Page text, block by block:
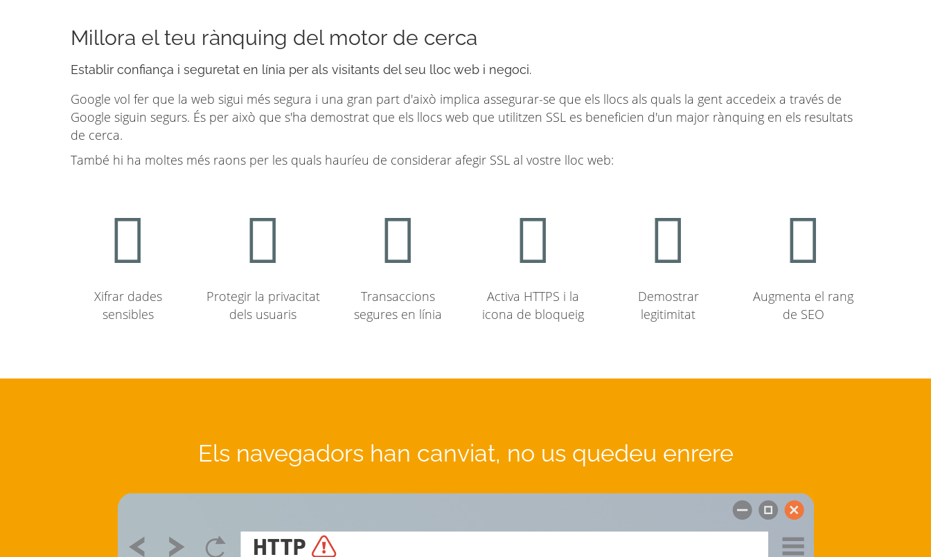
Millora el teu rànquing del motor de cerca
Establir confiança i seguretat en línia per als visitants del seu lloc web i negoci.
Google vol fer que la web sigui més segura i una gran part d'això implica assegurar-se que els llocs als quals la gent accedeix a través de
Google siguin segurs. És per això que s'ha demostrat que els llocs web que utilitzen SSL es beneficien d'un major rànquing en els resultats
de cerca.
També hi ha moltes més raons per les quals hauríeu de considerar afegir SSL al vostre lloc web:
Xifrar dades
sensibles
Protegir la privacitat
dels usuaris
Transaccions
segures en línia
Activa HTTPS i la
icona de bloqueig
Demostrar
legitimitat
Augmenta el rang
de SEO
Els navegadors han canviat, no us quedeu enrere